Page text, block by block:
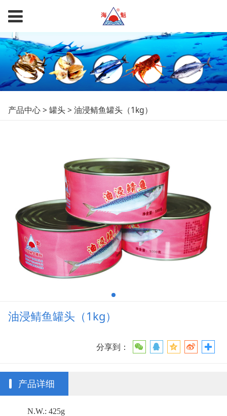
油浸鲭鱼罐头（1kg）
产品中心>罐头>油浸鲭鱼罐头（1kg）
油浸鲭鱼罐头（1kg）
分享到：
产品详细
N.W.: 425g